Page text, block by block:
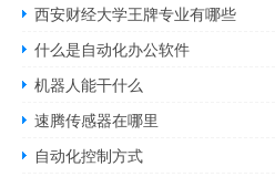
西安财经大学王牌专业有哪些
什么是自动化办公软件
机器人能干什么
速腾传感器在哪里
自动化控制方式